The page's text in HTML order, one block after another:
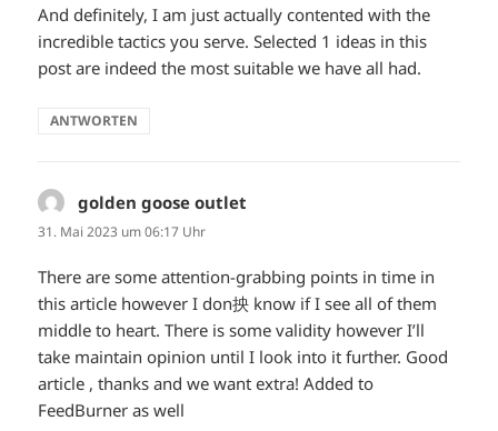
And definitely, I am just actually contented with the
incredible tactics you serve. Selected 1 ideas in this
post are indeed the most suitable we have all had.
ANTWORTEN
golden goose outlet
31. Mai 2023 um 06:17 Uhr
There are some attention-grabbing points in time in
this article however I don抰 know if I see all of them
middle to heart. There is some validity however I’ll
take maintain opinion until I look into it further. Good
article , thanks and we want extra! Added to
FeedBurner as well